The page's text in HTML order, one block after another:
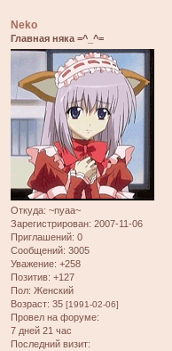
Neko
Главная няка =^_^=
Откуда: ~nyaa~
Зарегистрирован: 2007-11-06
Приглашений: 0
Сообщений: 3005
Уважение: +258
Позитив: +127
Пол: Женский
Возраст: 35 [1991-02-06]
Провел на форуме:
7 дней 21 час
Последний визит: